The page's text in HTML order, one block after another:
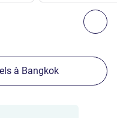
à proximité
à proximité 1 :,
à Bangkok